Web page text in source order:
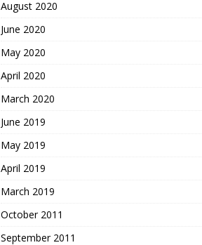
August 2020
June 2020
May 2020
April 2020
March 2020
June 2019
May 2019
April 2019
March 2019
October 2011
September 2011